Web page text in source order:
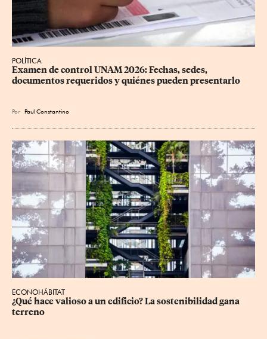
POLÍTICA
Examen de control UNAM 2026: Fechas, sedes,
documentos requeridos y quiénes pueden presentarlo
Por Paul Constantino
ECONOHÁBITAT
¿Qué hace valioso a un edificio? La sostenibilidad gana
terreno